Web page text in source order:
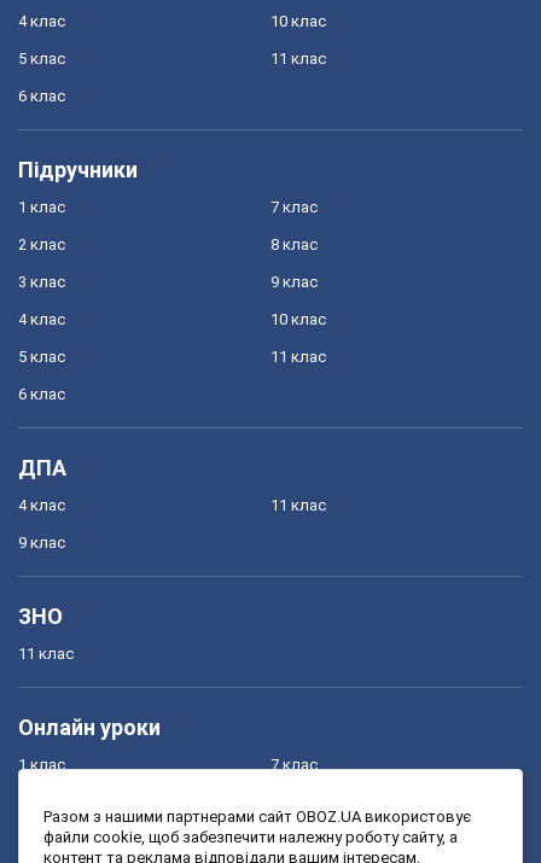
4 клас
5 клас
6 клас
10 клас
11 клас
Підручники
1 клас
2 клас
3 клас
4 клас
5 клас
6 клас
7 клас
8 клас
9 клас
10 клас
11 клас
ДПА
4 клас
9 клас
11 клас
ЗНО
11 клас
Онлайн уроки
1 клас
3 клас
7 клас
9 клас
Разом з нашими партнерами сайт OBOZ.UA використовує
файли cookie, щоб забезпечити належну роботу сайту, а
контент та реклама відповідали вашим інтересам.